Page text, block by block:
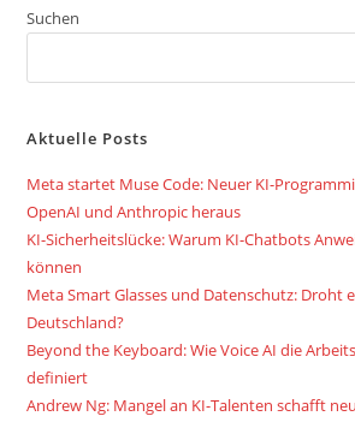
Suchen
Aktuelle Posts
Meta startet Muse Code: Neuer KI-
OpenAI und Anthropic heraus
KI-Sicherheitslücke: Warum KI-Chatbots
können
Meta Smart Glasses und Datenschutz: Droht
Deutschland?
Beyond the Keyboard: Wie Voice AI die
definiert
Andrew Ng: Mangel an KI-Talenten schafft